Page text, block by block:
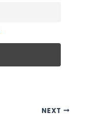
NEXT